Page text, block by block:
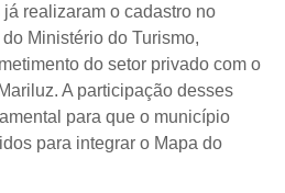
realizaram o cadastro no
Ministério do Turismo,
do setor privado com o
A participação desses
para que o município
para integrar o Mapa do